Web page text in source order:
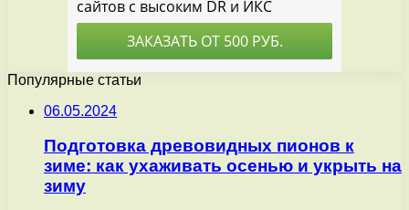
Популярные статьи
06.05.2024
Подготовка древовидных пионов к
зиме: как ухаживать осенью и укрыть на
зиму